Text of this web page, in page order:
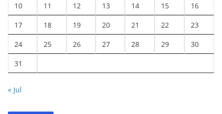
10 11 12 13 14 15 16
17 18 19 20 21 22 23
24 25 26 27 28 29 30
31
« Jul